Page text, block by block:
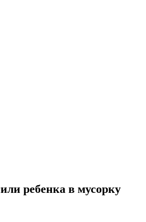
ребенка в мусорку